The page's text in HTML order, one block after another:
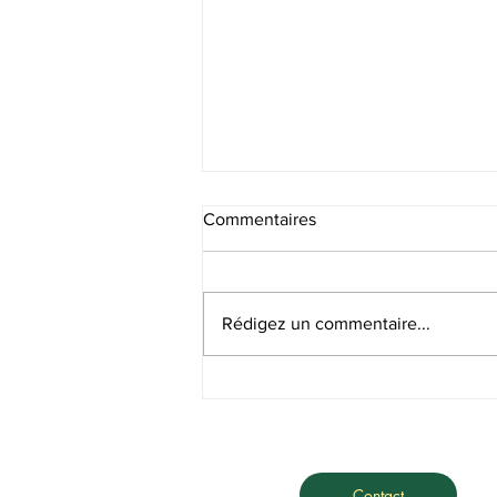
Recrutement SF
Commentaires
Rédigez un commentaire...